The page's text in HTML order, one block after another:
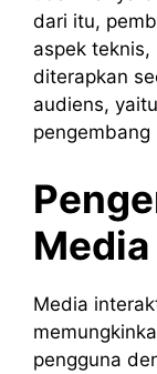
dari itu,
aspek
diterapkan
audiens,
Media
pengguna